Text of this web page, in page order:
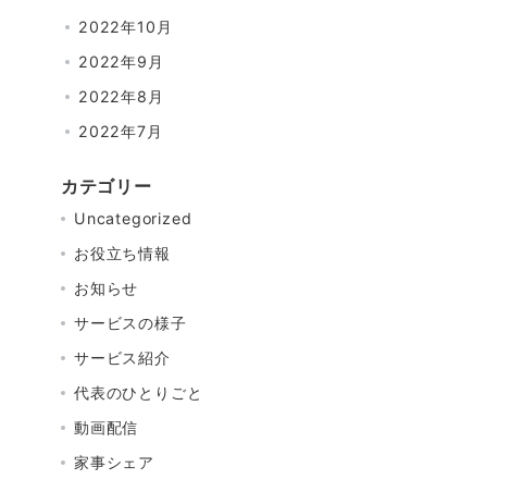
2022年10月
2022年9月
2022年8月
2022年7月
カテゴリー
Uncategorized
お役立ち情報
お知らせ
サービスの様子
サービス紹介
代表のひとりごと
動画配信
家事シェア